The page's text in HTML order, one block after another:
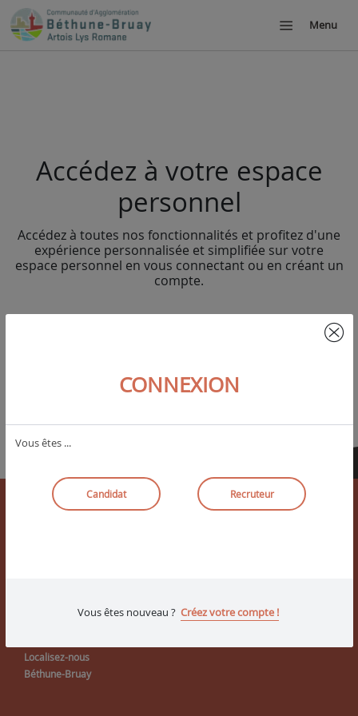
Menu
CONNEXION
Vous êtes ...
Candidat Recruteur
Vous êtes nouveau ? Créez votre compte !
Accédez à votre espace
personnel
Accédez à toutes nos fonctionnalités et profitez d'une
expérience personnalisée et simplifiée sur votre
espace personnel en vous connectant ou en créant un
compte.
Localisez-nous
Béthune-Bruay